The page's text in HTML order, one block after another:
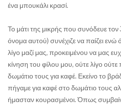
ένα μπουκάλι κρασί.
Το μάτι της μικρής που συνόδευε
όνομα αυτού) συνέχιζε να παίζει ενώ
λίγο μαζί μας, προκειμένου να μας
κίνηση του φίλου μου, ούτε λίγο
δωμάτιο τους για καφέ. Εκείνο το
πήγαμε για καφέ στο δωμάτιο τους
ήμασταν κουρασμένοι. Όπως